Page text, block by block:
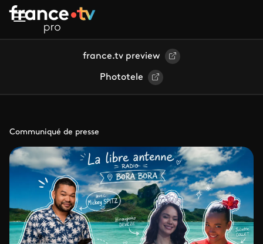
Aller au contenu principal
france.tv preview
Phototele
Communiqué de presse